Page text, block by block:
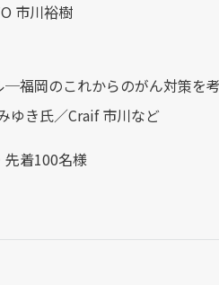
市川裕樹
─福岡のこれからのがん対策を考
ゆき氏／Craif 市川など
先着100名様